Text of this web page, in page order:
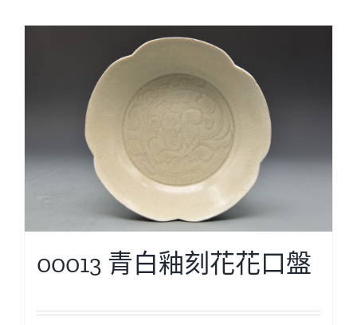
00013 青白釉刻花花口盤